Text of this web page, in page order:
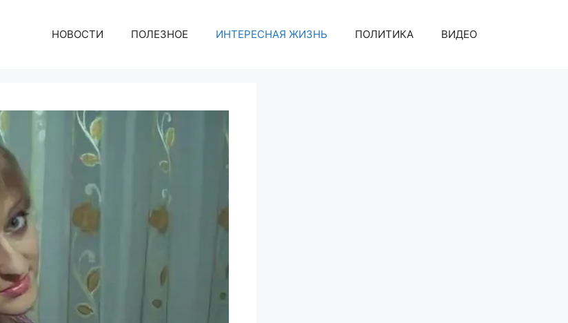
НОВОСТИ ПОЛЕЗНОЕ ИНТЕРЕСНАЯ ЖИЗНЬ ПОЛИТИКА ВИДЕО